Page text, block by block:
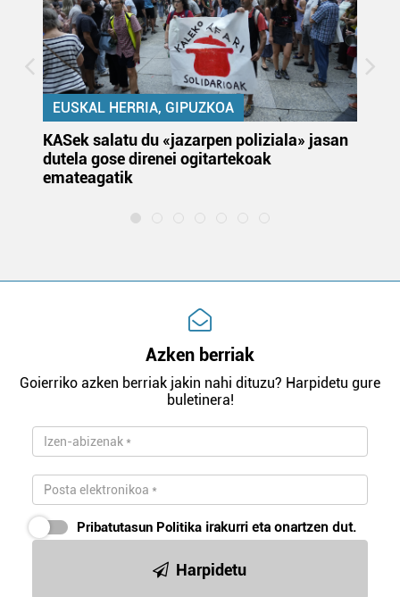
EUSKAL HERRIA, GIPUZKOA
KASek salatu du «jazarpen poliziala» jasan
dutela gose direnei ogitartekoak
emateagatik
Azken berriak
Goierriko azken berriak jakin nahi dituzu? Harpidetu gure
buletinera!
Pribatutasun Politika irakurri eta onartzen dut.
Harpidetu